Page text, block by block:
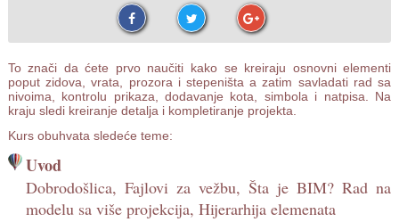
To znači da ćete prvo naučiti kako se kreiraju osnovni elementi
poput zidova, vrata, prozora i stepeništa a zatim savladati rad sa
nivoima, kontrolu prikaza, dodavanje kota, simbola i natpisa. Na
kraju sledi kreiranje detalja i kompletiranje projekta.
Kurs obuhvata sledeće teme:
Uvod
Dobrodošlica, Fajlovi za vežbu, Šta je BIM? Rad na
modelu sa više projekcija, Hijerarhija elemenata